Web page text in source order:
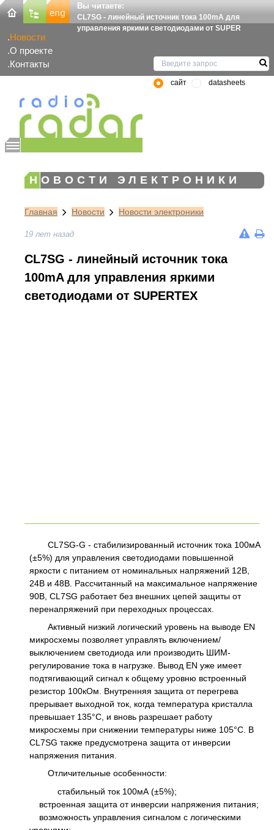
Вы читаете:
CL7SG - линейный источник тока 100mA для
управления яркими светодиодами от SUPER
Новости
О проекте
Контакты
сайт datasheets
НОВОСТИ ЭЛЕКТРОНИКИ
Главная Новости Новости электроники
19 лет назад
CL7SG - линейный источник тока
100mA для управления яркими
светодиодами от SUPERTEX
CL7SG-G - стабилизированный источник тока 100мА
(±5%) для управления светодиодами повышенной
яркости с питанием от номинальных напряжений 12В,
24В и 48В. Рассчитанный на максимальное напряжение
90В, CL7SG работает без внешних цепей защиты от
перенапряжений при переходных процессах.
Активный низкий логический уровень на выводе EN
микросхемы позволяет управлять включением/
выключением светодиода или производить ШИМ-
регулирование тока в нагрузке. Вывод EN уже имеет
подтягивающий сигнал к общему уровню встроенный
резистор 100кОм. Внутренняя защита от перегрева
прерывает выходной ток, когда температура кристалла
превышает 135°C, и вновь разрешает работу
микросхемы при снижении температуры ниже 105°C. В
CL7SG также предусмотрена защита от инверсии
напряжения питания.
Отличительные особенности:
cтабильный ток 100мА (±5%);
встроенная защита от инверсии напряжения питания;
возможность управления сигналом с логическими